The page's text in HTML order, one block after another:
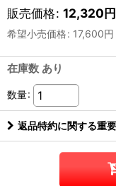
販売価格: 12,320円
希望小売価格: 17,600円
在庫数 あり
数量:
返品特約に関する重